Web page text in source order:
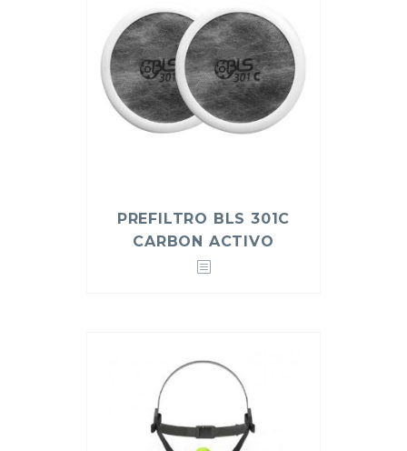
PREFILTRO BLS 301C
CARBON ACTIVO